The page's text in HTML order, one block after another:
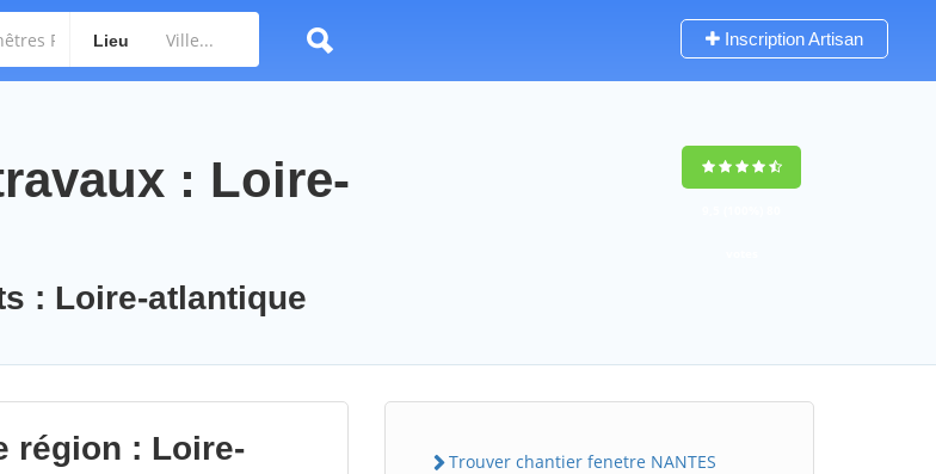
Lieu Inscription Artisan
: Loire-
: Loire-atlantique
région : Loire-
Trouver chantier fenetre NANTES